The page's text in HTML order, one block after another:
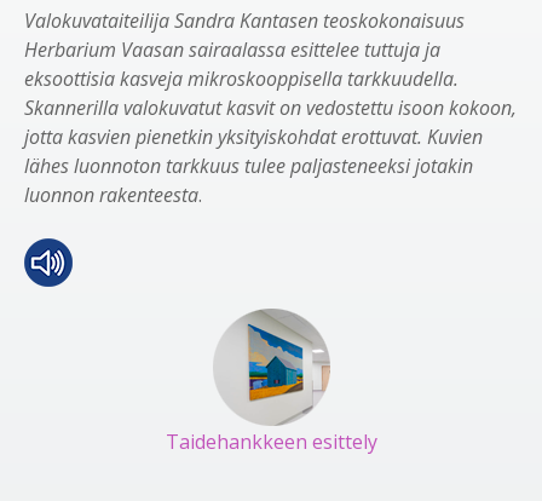
Valokuvataiteilija Sandra Kantasen teoskokonaisuus
Herbarium Vaasan sairaalassa esittelee tuttuja ja
eksoottisia kasveja mikroskooppisella tarkkuudella.
Skannerilla valokuvatut kasvit on vedostettu isoon kokoon,
jotta kasvien pienetkin yksityiskohdat erottuvat. Kuvien
lähes luonnoton tarkkuus tulee paljasteneeksi jotakin
luonnon rakenteesta.
Taidehankkeen esittely